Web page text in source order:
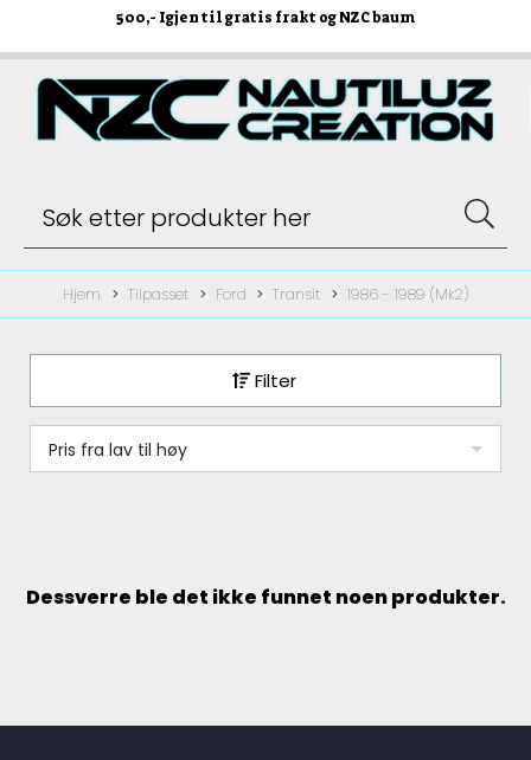
500,- Igjen til gratis frakt og NZC baum
Hjem Tilpasset Ford Transit 1986 - 1989 (Mk2)
Filter
Pris fra lav til høy
Dessverre ble det ikke funnet noen produkter.